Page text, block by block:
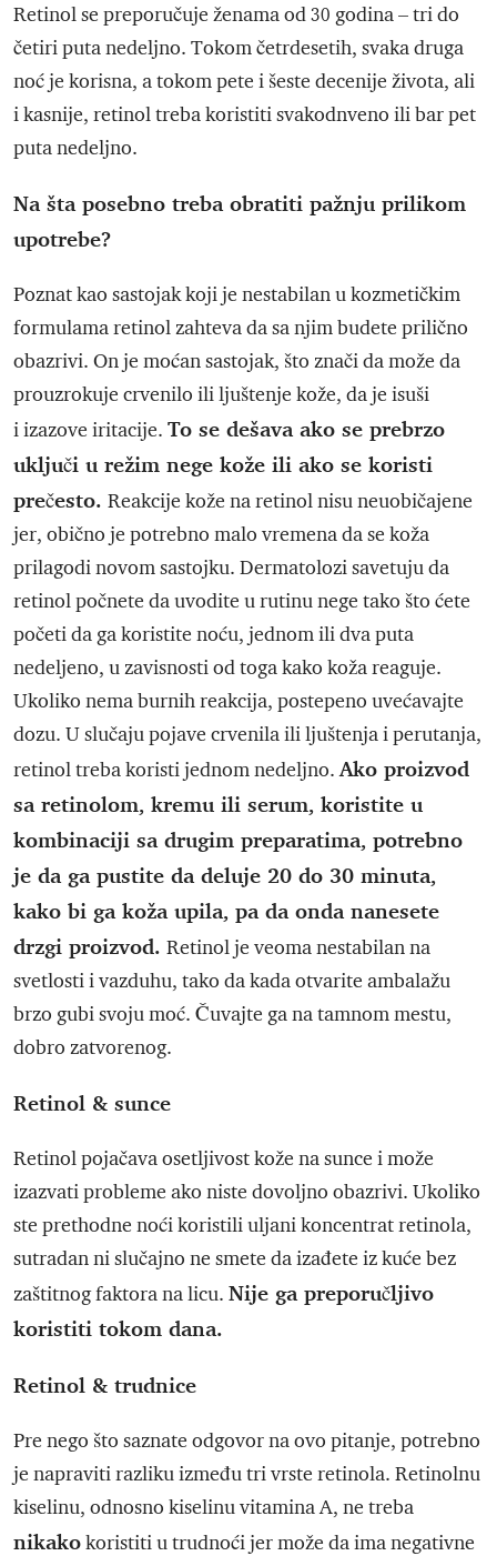
Retinol se preporučuje ženama od 30 godina – tri do
četiri puta nedeljno. Tokom četrdesetih, svaka druga
noć je korisna, a tokom pete i šeste decenije života, ali
i kasnije, retinol treba koristiti svakodnveno ili bar pet
puta nedeljno.
Na šta posebno treba obratiti pažnju prilikom
upotrebe?
Poznat kao sastojak koji je nestabilan u kozmetičkim
formulama retinol zahteva da sa njim budete prilično
obazrivi. On je moćan sastojak, što znači da može da
prouzrokuje crvenilo ili ljuštenje kože, da je isuši
i izazove iritacije. To se dešava ako se prebrzo
uključi u režim nege kože ili ako se koristi
prečesto. Reakcije kože na retinol nisu neuobičajene
jer, obično je potrebno malo vremena da se koža
prilagodi novom sastojku. Dermatolozi savetuju da
retinol počnete da uvodite u rutinu nege tako što ćete
početi da ga koristite noću, jednom ili dva puta
nedeljeno, u zavisnosti od toga kako koža reaguje.
Ukoliko nema burnih reakcija, postepeno uvećavajte
dozu. U slučaju pojave crvenila ili ljuštenja i perutanja,
retinol treba koristi jednom nedeljno.Ako proizvod
sa retinolom, kremu ili serum, koristite u
kombinaciji sa drugim preparatima, potrebno
je da ga pustite da deluje 20 do 30 minuta,
kako bi ga koža upila, pa da onda nanesete
drzgi proizvod. Retinol je veoma nestabilan na
svetlosti i vazduhu, tako da kada otvarite ambalažu
brzo gubi svoju moć. Čuvajte ga na tamnom mestu,
dobro zatvorenog.
Retinol & sunce
Retinol pojačava osetljivost kože na sunce i može
izazvati probleme ako niste dovoljno obazrivi. Ukoliko
ste prethodne noći koristili uljani koncentrat retinola,
sutradan ni slučajno ne smete da izađete iz kuće bez
zaštitnog faktora na licu. Nije ga preporučljivo
koristiti tokom dana.
Retinol & trudnice
Pre nego što saznate odgovor na ovo pitanje, potrebno
je napraviti razliku između tri vrste retinola. Retinolnu
kiselinu, odnosno kiselinu vitamina A, ne treba
nikakokoristiti u trudnoći jer može da ima negativne